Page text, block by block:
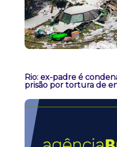
Rio: ex-padre é
prisão por tortura de